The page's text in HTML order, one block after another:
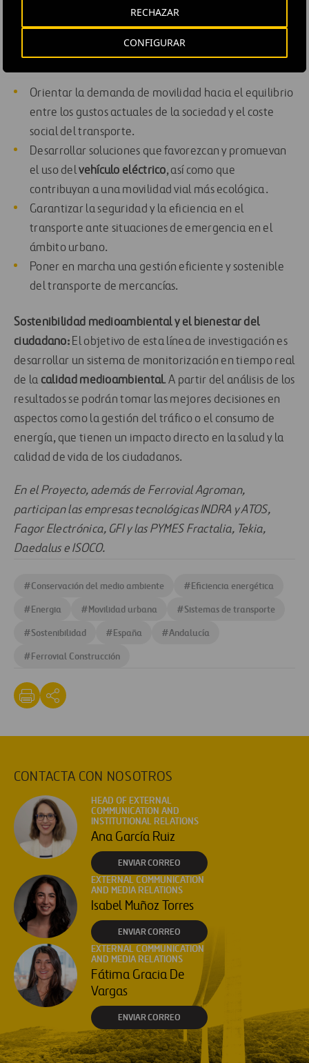
CONFIGURAR
RECHAZAR
transporte eficiente, seguro, cómodo, económico y
sostenible. La investigación se focaliza en:
Orientar la demanda de movilidad hacia el equilibrio
entre los gustos actuales de la sociedad y el coste
social del transporte.
Desarrollar soluciones que favorezcan y promuevan
el uso delvehículo eléctrico, así como que
contribuyan a una movilidad vial más ecológica.
Garantizar la seguridad y la eficiencia en el
transporte ante situaciones de emergencia en el
ámbito urbano.
Poner en marcha una gestión eficiente y sostenible
del transporte de mercancías.
Sostenibilidad medioambiental y el bienestar del
ciudadano: El objetivo de esta línea de investigación es
desarrollar un sistema de monitorización en tiempo real
de la calidad medioambiental. A partir del análisis de los
resultados se podrán tomar las mejores decisiones en
aspectos como la gestión del tráfico o el consumo de
energía, que tienen un impacto directo en la salud y la
calidad de vida de los ciudadanos.
En el Proyecto, además de Ferrovial Agroman,
participan las empresas tecnológicas INDRA y ATOS,
Fagor Electrónica, GFI y las PYMES Fractalia, Tekia,
Daedalus e ISOCO.
#Conservación del medio ambiente #Eficiencia energética
#Energia #Movilidad urbana #Sistemas de transporte
#Sostenibilidad #España #Andalucía
#Ferrovial Construcción
CONTACTA CON NOSOTROS
HEAD OF EXTERNAL
COMMUNICATION AND
INSTITUTIONAL RELATIONS
Ana García Ruiz
ENVIAR CORREO
EXTERNAL COMMUNICATION
AND MEDIA RELATIONS
Isabel Muñoz Torres
ENVIAR CORREO
EXTERNAL COMMUNICATION
AND MEDIA RELATIONS
Fátima Gracia De
Vargas
ENVIAR CORREO